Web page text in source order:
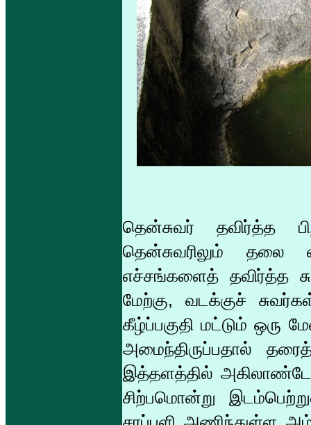
தென்சுவர் தவிர்த்த
தென்சுவரிலும் தலை
எச்சங்களைத் தவிர்த்த
மேற்கு, வடக்குச்
கீழ்ப்பகுதி மட்டும் ஒரு
அமைந்திருப்பதால்
இத்தளத்தில்
சிற்பமொன்று